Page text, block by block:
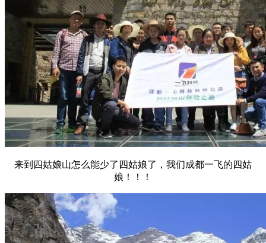
来到四姑娘山怎么能少了四姑娘了，我们成都一飞的四姑
娘！！！